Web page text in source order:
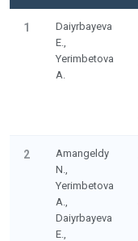
1
Daiyrbayeva
E.,
Yerimbetova
A.
2
Amangeldy
N.,
Yerimbetova
A.,
Daiyrbayeva
E.,